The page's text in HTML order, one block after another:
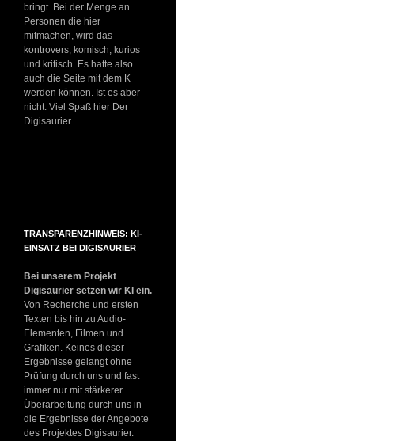
bringt. Bei der Menge an
Personen die hier
mitmachen, wird das
kontrovers, komisch, kurios
und kritisch. Es hatte also
auch die Seite mit dem K
werden können. Ist es aber
nicht. Viel Spaß hier Der
Digisaurier
TRANSPARENZHINWEIS: KI-
EINSATZ BEI DIGISAURIER
Bei unserem Projekt
Digisaurier setzen wir KI ein.
Von Recherche und ersten
Texten bis hin zu Audio-
Elementen, Filmen und
Grafiken. Keines dieser
Ergebnisse gelangt ohne
Prüfung durch uns und fast
immer nur mit stärkerer
Überarbeitung durch uns in
die Ergebnisse der Angebote
des Projektes Digisaurier.